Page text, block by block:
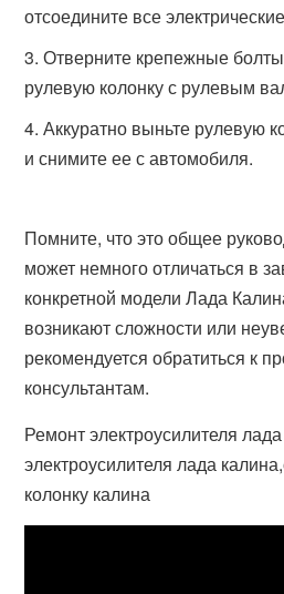
отсоедините все
Отверните крепежные
рулевую колонку с рулевым
Аккуратно выньте рулевую
и снимите ее с автомобиля.
Помните, что это общее
может немного отличаться в
конкретной модели Лада
возникают сложности или
рекомендуется обратиться к
консультантам.
Ремонт электроусилителя
электроусилителя лада
колонку калина